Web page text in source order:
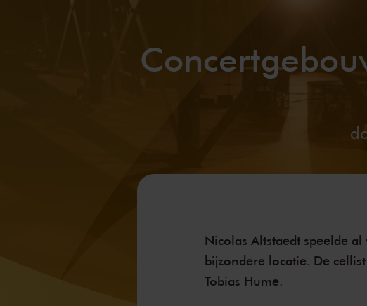
Nicolas Altstaedt speelde
bijzondere locatie. De
Tobias Hume.